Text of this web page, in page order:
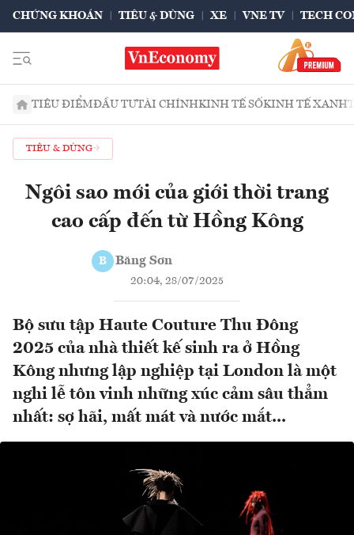
CHỨNG KHOÁN TIÊU & DÙNG XE VNE TV TECH
TIÊU ĐIỂMĐẦU TƯTÀI CHÍNHKINH TẾ SỐKINH TẾ XANH
TIÊU & DÙNG
Ngôi sao mới của giới thời trang
cao cấp đến từ Hồng Kông
B Băng Sơn
20:04, 28/07/2025
Bộ sưu tập Haute Couture Thu Đông
2025 của nhà thiết kế sinh ra ở Hồng
Kông nhưng lập nghiệp tại London là một
nghi lễ tôn vinh những xúc cảm sâu thẳm
nhất: sợ hãi, mất mát và nước mắt...